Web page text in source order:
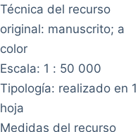
Técnica del recurso
original: manuscrito; a
color
Escala: 1 : 50 000
Tipología: realizado en 1
hoja
Medidas del recurso